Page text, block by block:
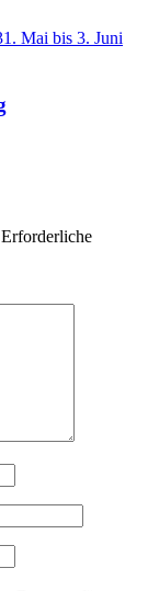
Rolf
Eppelein
Erforderliche